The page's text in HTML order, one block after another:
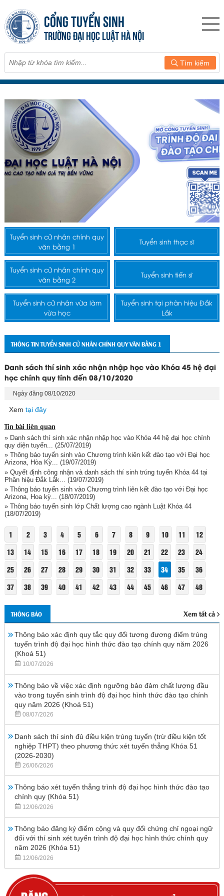
CỔNG TUYỂN SINH
TRƯỜNG ĐẠI HỌC LUẬT HÀ NỘI
Tìm kiếm
Tuyển sinh cử nhân chính quy
văn bằng 1
Tuyển sinh thạc sĩ
Tuyển sinh cử nhân chính quy
văn bằng 2
Tuyển sinh tiến sĩ
Tuyển sinh cử nhân vừa làm
vừa học
Tuyển sinh tại phân hiệu Đắk
Lắk
THÔNG TIN TUYỂN SINH CỬ NHÂN CHÍNH QUY VĂN BẰNG 1
Danh sách thí sinh xác nhận nhập học vào Khóa 45 hệ đại
học chính quy tính đến 08/10/2020
Ngày đăng 08/10/2020
Xem tại đây
Tin bài liên quan
» Danh sách thí sinh xác nhận nhập học vào Khóa 44 hệ đại học chính
quy diện tuyển...
(25/07/2019)
» Thông báo tuyển sinh vào Chương trình kiên kết đào tạo với Đại học
Arizona, Hòa Kỳ... (19/07/2019)
» Quyết định công nhận và danh sách thí sinh trúng tuyển Khóa 44 tại
Phân hiệu Đắk Lắk...
(19/07/2019)
» Thông báo tuyển sinh vào Chương trình liên kết đào tạo với Đại học
Arizona, Hoa kỳ... (18/07/2019)
» Thông báo tuyển sinh lớp Chất lượng cao ngành Luật Khóa 44
(18/07/2019)
1 2 3 4 5 6 7 8 9 10 11
12
13
14 15 16 17 18 19 20 21 22 23
24
25
26 27 28 29 30 31 32 33 34 35
36
37
38 39 40 41 42 43 44 45 46 47 48
THÔNG BÁO Xem tất cả
Thông báo xác định quy tắc quy đổi tương đương điểm trúng
tuyển trình độ đại học hình thức đào tạo chính quy năm 2026
(Khoá 51)
10/07/2026
Thông báo về việc xác định ngưỡng bảo đảm chất lượng đầu
vào trong tuyển sinh trình độ đại học hình thức đào tạo chính
quy năm 2026 (Khoá 51)
08/07/2026
Danh sách thí sinh đủ điều kiện trúng tuyển (trừ điều kiện tốt
nghiệp THPT) theo phương thức xét tuyển thẳng Khóa 51
(2026-2030)
26/06/2026
Thông báo xét tuyển thẳng trình độ đại học hình thức đào tạo
chính quy (Khóa 51)
12/06/2026
Thông báo đăng ký điểm cộng và quy đổi chứng chỉ ngoại ngữ
đối với thí sinh xét tuyển trình độ đại học hình thức chính quy
năm 2026 (Khóa 51)
12/06/2026